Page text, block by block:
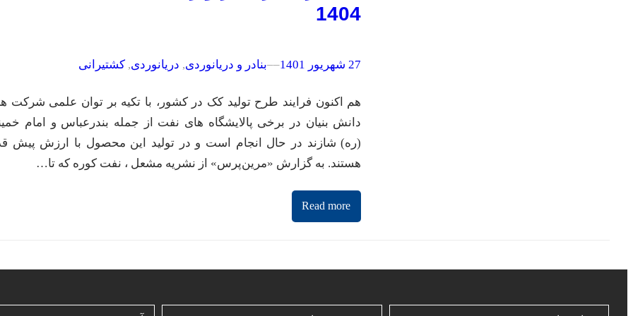
1404
27 شهریور 1401 –
–بنادر و دریانوردی, دریانوردی, کشتیرانی
هم اکنون فرایند طرح تولید کک در کشور، با تکیه بر توان علمی شرکت
دانش بنیان در برخی پالایشگاه های نفت از جمله بندرعباس و امام
(ره) شازند در حال انجام است و در تولید این محصول با ارزش پیش
هستند. به گزارش «مرین‌پرس» از نشریه مشعل ، نفت کوره که تا…
Read more